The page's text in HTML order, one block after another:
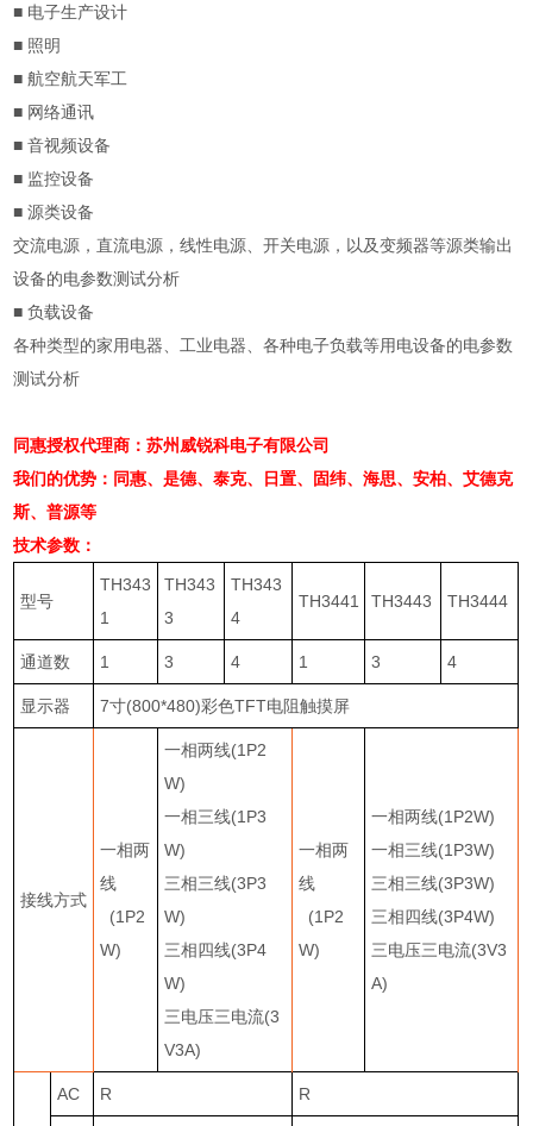
■ 电子生产设计
■ 照明
■ 航空航天军工
■ 网络通讯
■ 音视频设备
■ 监控设备
■ 源类设备
交流电源，直流电源，线性电源、开关电源，以及变频器等源类输出
设备的电参数测试分析
■ 负载设备
各种类型的家用电器、工业电器、各种电子负载等用电设备的电参数
测试分析
同惠授权代理商：苏州威锐科电子有限公司
我们的优势：同惠、是德、泰克、日置、固纬、海思、安柏、艾德克
斯、普源等
技术参数：
型号
TH343
1
TH343
3
TH343
4
TH3441 TH3443 TH3444
通道数 1 3 4 1 3 4
显示器 7寸(800*480)彩色TFT电阻触摸屏
接线方式
一相两
线
(1P2
W)
一相两线(1P2
W)
一相三线(1P3
W)
三相三线(3P3
W)
三相四线(3P4
W)
三电压三电流(3
V3A)
一相两
线
(1P2
W)
一相两线(1P2W)
一相三线(1P3W)
三相三线(3P3W)
三相四线(3P4W)
三电压三电流(3V3
A)
AC R R